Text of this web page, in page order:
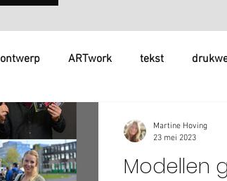
ontwerp ARTwork tekst
Modellen
Martine Hoving
23 mei 2023